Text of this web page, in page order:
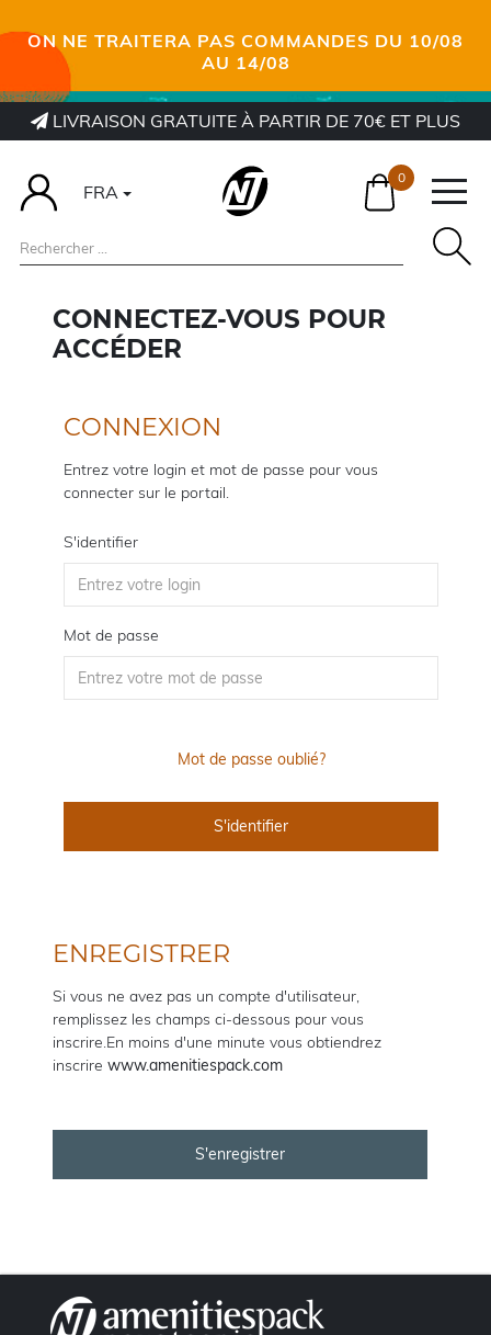
ON NE TRAITERA PAS COMMANDES DU 10/08
AU 14/08
LIVRAISON GRATUITE À PARTIR DE 70€ ET PLUS
FRA
0
CONNECTEZ-VOUS POUR
ACCÉDER
CONNEXION
Entrez votre login et mot de passe pour vous
connecter sur le portail.
S'identifier
Mot de passe
Mot de passe oublié?
ENREGISTRER
Si vous ne avez pas un compte d'utilisateur,
remplissez les champs ci-dessous pour vous
inscrire.En moins d'une minute vous obtiendrez
inscrire www.amenitiespack.com